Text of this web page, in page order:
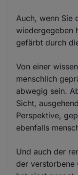
Auch, wenn Sie
wiedergegeben
gefärbt durch
Von einer
menschlich
abwegig sein.
Sicht,
Perspektive,
ebenfalls
Und auch der
der verstorbene